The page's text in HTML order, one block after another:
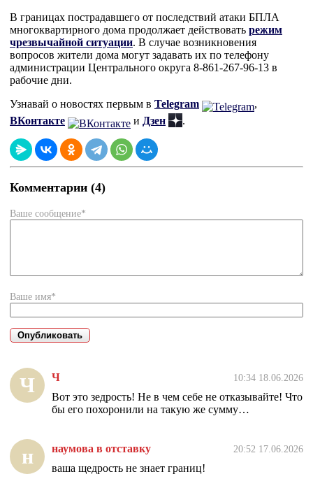
В границах пострадавшего от последствий атаки БПЛА
многоквартирного дома продолжает действовать режим
чрезвычайной ситуации. В случае возникновения
вопросов жители дома могут задавать их по телефону
администрации Центрального округа 8-861-267-96-13 в
рабочие дни.
Узнавай о новостях первым в Telegram
,
ВКонтакте
и Дзен .
Комментарии (4)
Ваше сообщение*
Ваше имя*
Ч Ч 10:34 18.06.2026
Вот это зедрость! Не в чем себе не отказывайте! Что
бы его похоронили на такую же сумму…
н наумова в отставку 20:52 17.06.2026
ваша щедрость не знает границ!